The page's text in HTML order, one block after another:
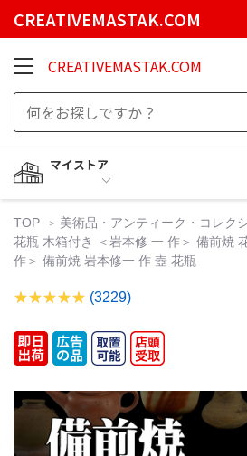
CREATIVEMASTAK.COM
CREATIVEMASTAK.COM
マイストア
TOP 美術品・アンティーク・コレク
花瓶 木箱付き ＜岩本修 一 作＞ 備前焼
作＞ 備前焼 岩本修一 作 壺 花瓶
(3229)